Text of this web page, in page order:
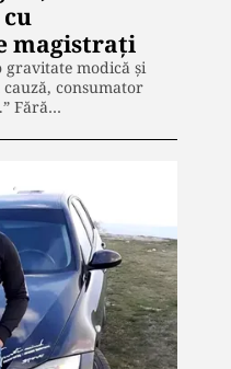
magistrați
gravitate modică și
consumator
Fără…